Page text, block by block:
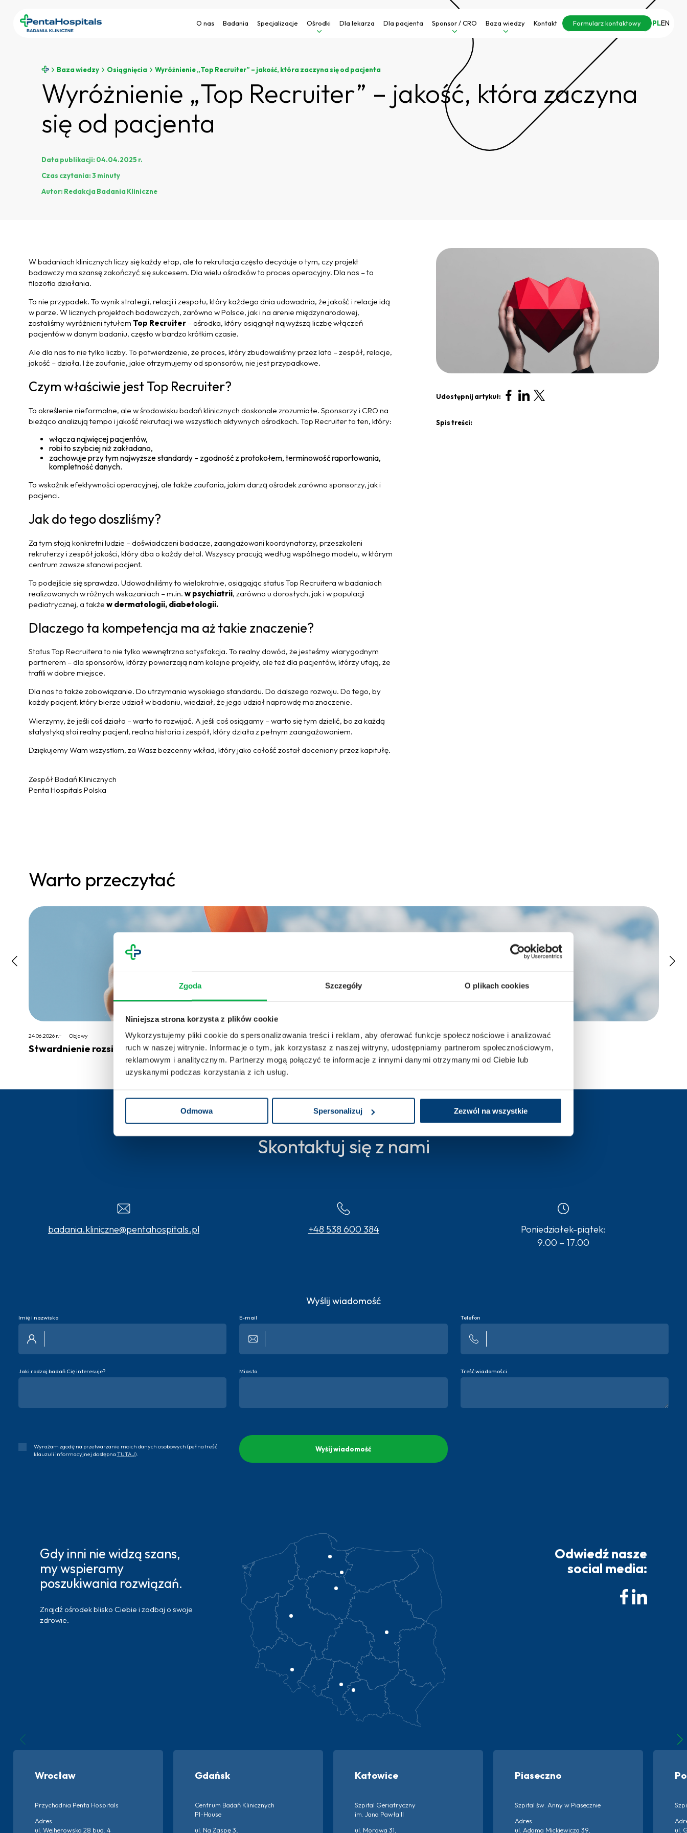
Zgoda Szczegóły O plikach cookies
Niniejsza strona korzysta z plików cookie
Wykorzystujemy pliki cookie do spersonalizowania treści i reklam, aby oferować funkcje społecznościowe i analizować
ruch w naszej witrynie. Informacje o tym, jak korzystasz z naszej witryny, udostępniamy partnerom społecznościowym,
reklamowym i analitycznym. Partnerzy mogą połączyć te informacje z innymi danymi otrzymanymi od Ciebie lub
uzyskanymi podczas korzystania z ich usług.
Odmowa Spersonalizuj Zezwól na wszystkie
O nas Badania Specjalizacje Ośrodki Dla lekarza Dla pacjenta Sponsor / CRO Baza wiedzy Kontakt Formularz kontaktowy PLEN
Baza wiedzy Osiągnięcia Wyróżnienie „Top Recruiter” – jakość, która zaczyna się od pacjenta
Wyróżnienie „Top Recruiter” – jakość, która zaczyna
się od pacjenta
Data publikacji: 04.04.2025 r.
Czas czytania:3 minuty
Autor: Redakcja Badania Kliniczne
W badaniach klinicznych liczy się każdy etap, ale to rekrutacja często decyduje o tym, czy projekt
badawczy ma szansę zakończyć się sukcesem. Dla wielu ośrodków to proces operacyjny. Dla nas – to
filozofia działania.
To nie przypadek. To wynik strategii, relacji i zespołu, który każdego dnia udowadnia, że jakość i relacje idą
w parze. W licznych projektach badawczych, zarówno w Polsce, jak i na arenie międzynarodowej,
zostaliśmy wyróżnieni tytułem Top Recruiter– ośrodka, który osiągnął najwyższą liczbę włączeń
pacjentów w danym badaniu, często w bardzo krótkim czasie.
Ale dla nas to nie tylko liczby. To potwierdzenie, że proces, który zbudowaliśmy przez lata – zespół, relacje,
jakość – działa. I że zaufanie, jakie otrzymujemy od sponsorów, nie jest przypadkowe.
Czym właściwie jest Top Recruiter?
To określenie nieformalne, ale w środowisku badań klinicznych doskonale zrozumiałe. Sponsorzy i CRO na
bieżąco analizują tempo i jakość rekrutacji we wszystkich aktywnych ośrodkach. Top Recruiter to ten, który:
włącza najwięcej pacjentów,
robi to szybciej niż zakładano,
zachowuje przy tym najwyższe standardy – zgodność z protokołem, terminowość raportowania,
kompletność danych.
To wskaźnik efektywności operacyjnej, ale także zaufania, jakim darzą ośrodek zarówno sponsorzy, jak i
pacjenci.
Jak do tego doszliśmy?
Za tym stoją konkretni ludzie – doświadczeni badacze, zaangażowani koordynatorzy, przeszkoleni
rekruterzy i zespół jakości, który dba o każdy detal. Wszyscy pracują według wspólnego modelu, w którym
centrum zawsze stanowi pacjent.
To podejście się sprawdza. Udowodniliśmy to wielokrotnie, osiągając status Top Recruitera w badaniach
realizowanych w różnych wskazaniach – m.in. w psychiatrii, zarówno u dorosłych, jak i w populacji
pediatrycznej, a także w dermatologii, diabetologii.
Dlaczego ta kompetencja ma aż takie znaczenie?
Status Top Recruitera to nie tylko wewnętrzna satysfakcja. To realny dowód, że jesteśmy wiarygodnym
partnerem – dla sponsorów, którzy powierzają nam kolejne projekty, ale też dla pacjentów, którzy ufają, że
trafili w dobre miejsce.
Dla nas to także zobowiązanie. Do utrzymania wysokiego standardu. Do dalszego rozwoju. Do tego, by
każdy pacjent, który bierze udział w badaniu, wiedział, że jego udział naprawdę ma znaczenie.
Wierzymy, że jeśli coś działa – warto to rozwijać. A jeśli coś osiągamy – warto się tym dzielić, bo za każdą
statystyką stoi realny pacjent, realna historia i zespół, który działa z pełnym zaangażowaniem.
Dziękujemy Wam wszystkim, za Wasz bezcenny wkład, który jako całość został doceniony przez kapitułę.
Zespół Badań Klinicznych
Penta Hospitals Polska
Udostępnij artykuł:
Spis treści:
Warto przeczytać
24.06.2026 r. Objawy
Stwardnienie rozsiane – przyczyny, objawy, leczenie
Skontaktuj się z nami
badania.kliniczne@pentahospitals.pl +48 538 600 384
Poniedziałek-piątek:
9.00 – 17.00
Wyślij wiadomość
Imię i nazwisko E-mail Telefon
Jaki rodzaj badań Cię interesuje? Miasto Treść wiadomości
Wyrażam zgodę na przetwarzanie moich danych osobowych (pełna treść
klauzuli informacyjnej dostępna TUTAJ).
Gdy inni nie widzą szans,
my wspieramy
poszukiwania rozwiązań.
Znajdź ośrodek blisko Ciebie i zadbaj o swoje
zdrowie.
Odwiedź nasze
social media:
Wrocław
Przychodnia Penta Hospitals
Adres:
ul. Wejherowska 28 bud. 4
Gdańsk
Centrum Badań Klinicznych
PI-House
ul. Na Zaspę 3,
Katowice
Szpital Geriatryczny
im. Jana Pawła II
ul. Morawa 31,
Piaseczno
Szpital św. Anny w Piasecznie
Adres:
ul. Adama Mickiewicza 39,
ul.